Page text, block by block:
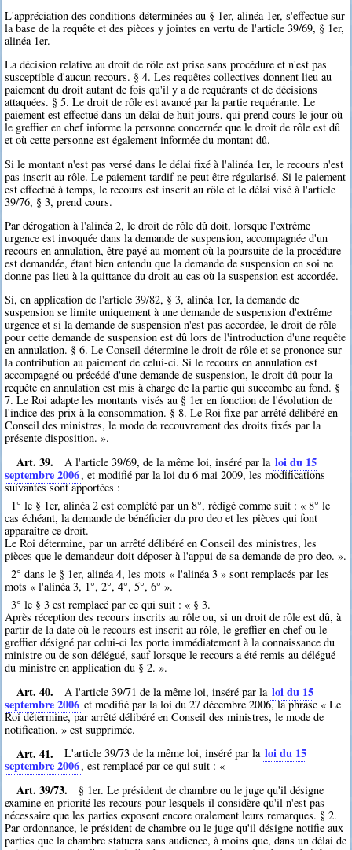
L'appréciation des conditions déterminées au § 1er, alinéa 1er, s'effectue sur
la base de la requête et des pièces y jointes en vertu de l'article 39/69, § 1er,
alinéa 1er.
La décision relative au droit de rôle est prise sans procédure et n'est pas
susceptible d'aucun recours. § 4. Les requêtes collectives donnent lieu au
paiement du droit autant de fois qu'il y a de requérants et de décisions
attaquées. § 5. Le droit de rôle est avancé par la partie requérante. Le
paiement est effectué dans un délai de huit jours, qui prend cours le jour où
le greffier en chef informe la personne concernée que le droit de rôle est dû
et où cette personne est également informée du montant dû.
Si le montant n'est pas versé dans le délai fixé à l'alinéa 1er, le recours n'est
pas inscrit au rôle. Le paiement tardif ne peut être régularisé. Si le paiement
est effectué à temps, le recours est inscrit au rôle et le délai visé à l'article
39/76, § 3, prend cours.
Par dérogation à l'alinéa 2, le droit de rôle dû doit, lorsque l'extrême
urgence est invoquée dans la demande de suspension, accompagnée d'un
recours en annulation, être payé au moment où la poursuite de la procédure
est demandée, étant bien entendu que la demande de suspension en soi ne
donne pas lieu à la quittance du droit au cas où la suspension est accordée.
Si, en application de l'article 39/82, § 3, alinéa 1er, la demande de
suspension se limite uniquement à une demande de suspension d'extrême
urgence et si la demande de suspension n'est pas accordée, le droit de rôle
pour cette demande de suspension est dû lors de l'introduction d'une requête
en annulation. § 6. Le Conseil détermine le droit de rôle et se prononce sur
la contribution au paiement de celui-ci. Si le recours en annulation est
accompagné ou précédé d'une demande de suspension, le droit dû pour la
requête en annulation est mis à charge de la partie qui succombe au fond. §
7. Le Roi adapte les montants visés au § 1er en fonction de l'évolution de
l'indice des prix à la consommation. § 8. Le Roi fixe par arrêté délibéré en
Conseil des ministres, le mode de recouvrement des droits fixés par la
présente disposition. ».
Art. 39. A l'article 39/69, de la même loi, inséré par la loi du 15
septembre 2006, et modifié par la loi du 6 mai 2009, les modifications
suivantes sont apportées :
1° le § 1er, alinéa 2 est complété par un 8°, rédigé comme suit : « 8° le
cas échéant, la demande de bénéficier du pro deo et les pièces qui font
apparaître ce droit.
Le Roi détermine, par un arrêté délibéré en Conseil des ministres, les
pièces que le demandeur doit déposer à l'appui de sa demande de pro deo. ».
2° dans le § 1er, alinéa 4, les mots « l'alinéa 3 » sont remplacés par les
mots « l'alinéa 3, 1°, 2°, 4°, 5°, 6° ».
3° le § 3 est remplacé par ce qui suit : « § 3.
Après réception des recours inscrits au rôle ou, si un droit de rôle est dû, à
partir de la date où le recours est inscrit au rôle, le greffier en chef ou le
greffier désigné par celui-ci les porte immédiatement à la connaissance du
ministre ou de son délégué, sauf lorsque le recours a été remis au délégué
du ministre en application du § 2. ».
Art. 40. A l'article 39/71 de la même loi, inséré par la loi du 15
septembre 2006 et modifié par la loi du 27 décembre 2006, la phrase « Le
Roi détermine, par arrêté délibéré en Conseil des ministres, le mode de
notification. » est supprimée.
Art. 41. L'article 39/73 de la même loi, inséré par la loi du 15
septembre 2006, est remplacé par ce qui suit : «
Art. 39/73.
§ 1er. Le président de chambre ou le juge qu'il désigne
examine en priorité les recours pour lesquels il considère qu'il n'est pas
nécessaire que les parties exposent encore oralement leurs remarques. § 2.
Par ordonnance, le président de chambre ou le juge qu'il désigne notifie aux
parties que la chambre statuera sans audience, à moins que, dans un délai de